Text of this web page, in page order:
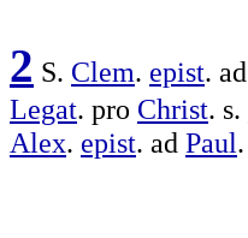
2 S. Clem. epist. ad
Legat. pro Christ. s.
Alex. epist. ad Paul.